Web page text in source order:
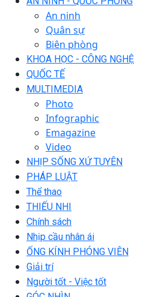
An ninh
Quân sự
Biên phòng
KHOA HỌC - CÔNG NGHỆ
QUỐC TẾ
MULTIMEDIA
Photo
Infographic
Emagazine
Video
NHỊP SỐNG XỨ TUYÊN
PHÁP LUẬT
Thể thao
THIẾU NHI
Chính sách
Nhịp cầu nhân ái
ỐNG KÍNH PHÓNG VIÊN
Giải trí
Người tốt - Việc tốt